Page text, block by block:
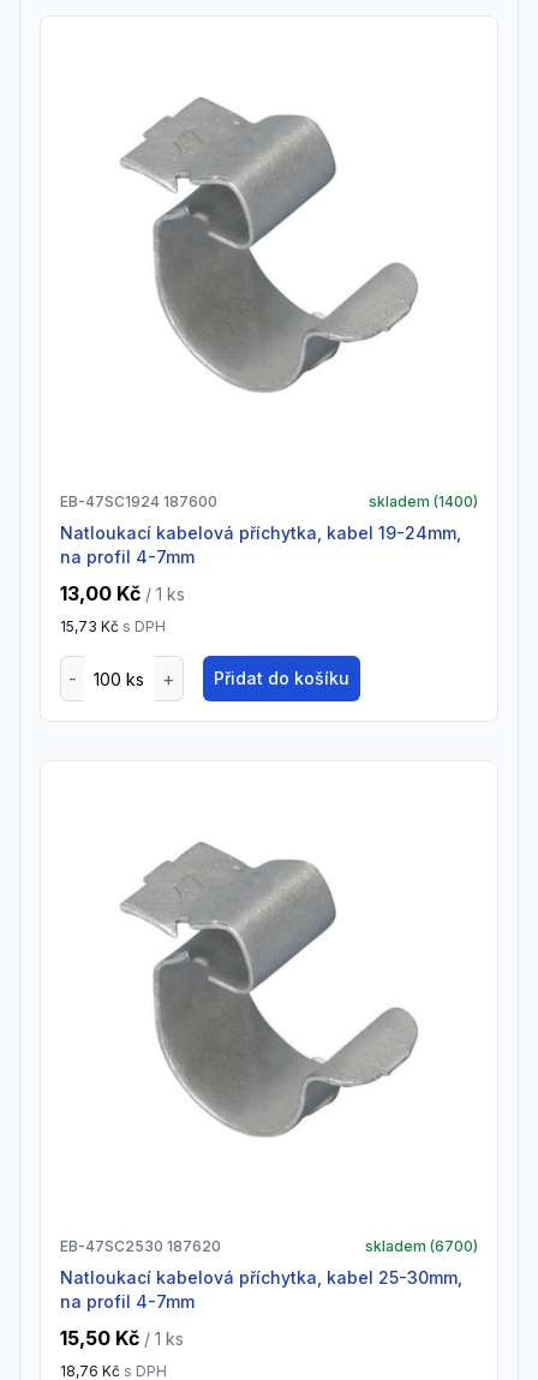
EB-47SC1924 187600 skladem (1400)
natloukací kabelová příchytka, kabel 19-24mm,
na profil 4-7mm
13,00 Kč / 1 ks
15,73 Kč s DPH
Přidat do košíku
EB-47SC2530 187620 skladem (6700)
natloukací kabelová příchytka, kabel 25-30mm,
na profil 4-7mm
15,50 Kč / 1 ks
18,76 Kč s DPH